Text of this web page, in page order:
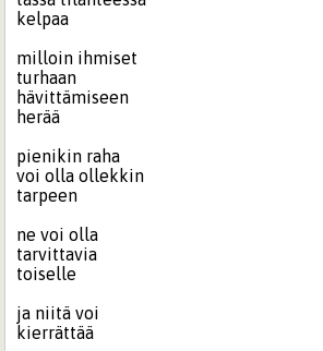
kelpaa
milloin ihmiset
turhaan
hävittämiseen
herää
pienikin raha
voi olla ollekkin
tarpeen
ne voi olla
tarvittavia
toiselle
ja niitä voi
kierrättää